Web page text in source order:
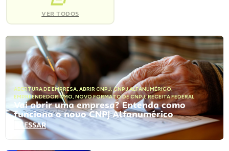
VER TODOS
ABERTURA DE EMPRESA, ABRIR CNPJ,CNPJ ALFANUMÉRICO,
EMPREENDEDORISMO, NOVO FORMATO DE CNPJ,RECEITA FEDERAL
Vai abrir uma empresa? Entenda como
funciona o novo CNPJ Alfanumérico
ACESSAR